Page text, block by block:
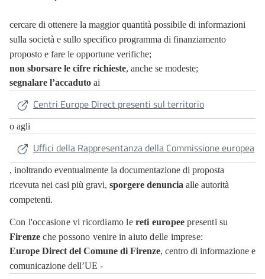
cercare di ottenere la maggior quantità possibile di informazioni
sulla società e sullo specifico programma di finanziamento
proposto e fare le opportune verifiche;
non sborsare le cifre richieste, anche se modeste;
segnalare l’accaduto ai
Centri Europe Direct presenti sul territorio
o agli
Uffici della Rappresentanza della Commissione europea
, inoltrando eventualmente la documentazione di proposta
ricevuta nei casi più gravi, sporgere denuncia alle autorità
competenti.
Con l'occasione vi ricordiamo lereti europeepresenti su
Firenzeche possono venire in aiuto delle imprese:
Europe Direct del Comune di Firenze, centro di informazione e
comunicazione dell’UE -